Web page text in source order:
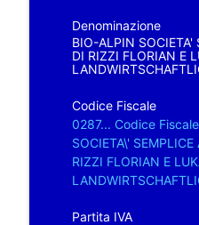
Denominazione
BIO-ALPIN SOCIETA'
DI RIZZI FLORIAN E
Codice Fiscale
0287... Codice
SOCIETA\'
RIZZI FLORIAN E
Partita IVA